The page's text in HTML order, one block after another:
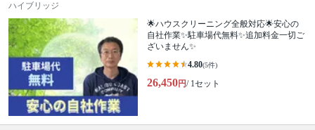
ハイブリッジ
🌟ハウスクリーニング全般対応🌟安心の
自社作業✨️駐車場代無料✨️追加料金一切ご
ざいません✨
4.80(5件)
26,450円/ 1セット